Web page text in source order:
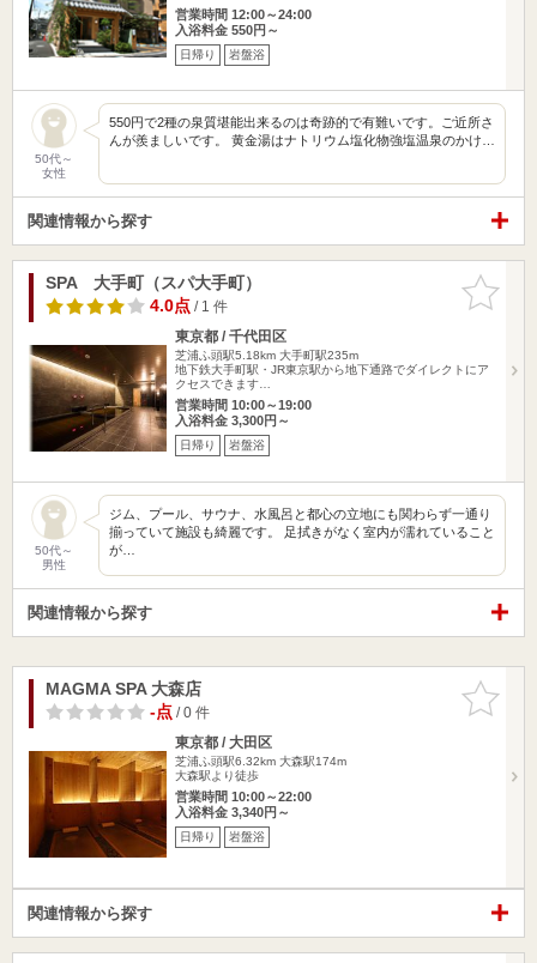
営業時間 12:00～24:00
入浴料金 550円～
日帰り 岩盤浴
50代～
女性
550円で2種の泉質堪能出来るのは奇跡的で有難いです。ご近所さ
んが羨ましいです。 黄金湯はナトリウム塩化物強塩温泉のかけ…
関連情報から探す
お気に入
りに追加
SPA 大手町（スパ大手町）
4.0点/ 1 件
東京都 / 千代田区
芝浦ふ頭駅5.18km 大手町駅235m
地下鉄大手町駅・JR東京駅から地下通路でダイレクトにア
クセスできます…
営業時間 10:00～19:00
入浴料金 3,300円～
日帰り 岩盤浴
50代～
男性
ジム、プール、サウナ、水風呂と都心の立地にも関わらず一通り
揃っていて施設も綺麗です。 足拭きがなく室内が濡れていること
が…
関連情報から探す
お気に入
りに追加
MAGMA SPA 大森店
-点/ 0 件
東京都 / 大田区
芝浦ふ頭駅6.32km 大森駅174m
大森駅より徒歩
営業時間 10:00～22:00
入浴料金 3,340円～
日帰り 岩盤浴
関連情報から探す